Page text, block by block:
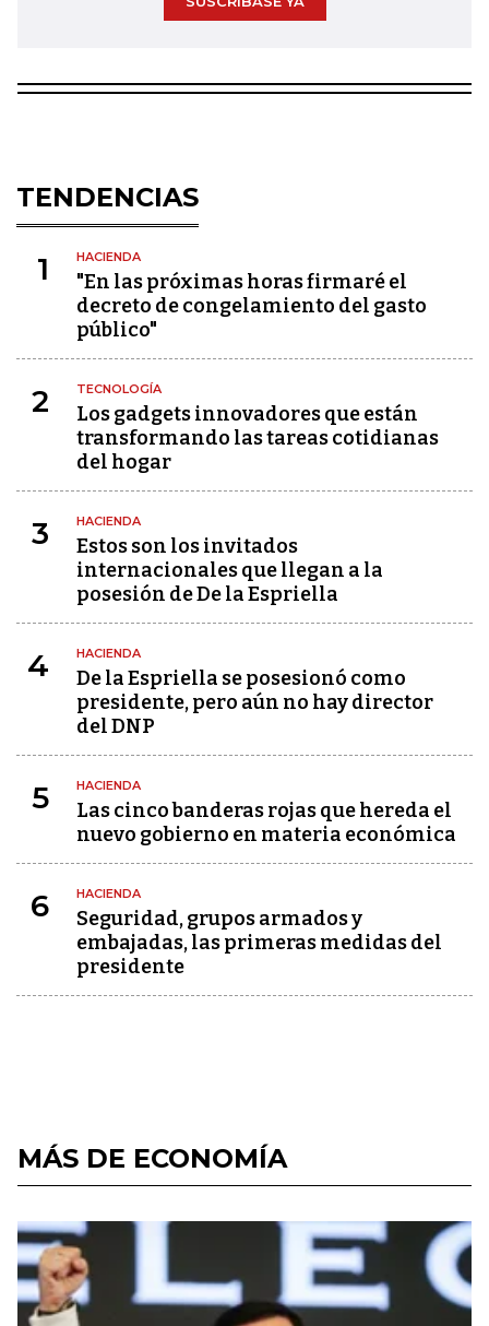
TENDENCIAS
1 HACIENDA
"En las próximas horas firmaré el
decreto de congelamiento del gasto
público"
2 TECNOLOGÍA
Los gadgets innovadores que están
transformando las tareas cotidianas
del hogar
3 HACIENDA
Estos son los invitados
internacionales que llegan a la
posesión de De la Espriella
4 HACIENDA
De la Espriella se posesionó como
presidente, pero aún no hay director
del DNP
5 HACIENDA
Las cinco banderas rojas que hereda el
nuevo gobierno en materia económica
6 HACIENDA
Seguridad, grupos armados y
embajadas, las primeras medidas del
presidente
MÁS DE ECONOMÍA